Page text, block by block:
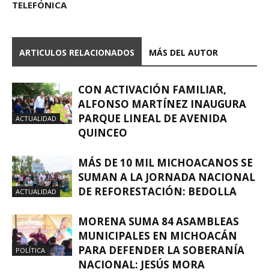
TELEFÓNICA
ARTICULOS RELACIONADOS MÁS DEL AUTOR
ACTUALIDAD
CON ACTIVACIÓN FAMILIAR,
ALFONSO MARTÍNEZ INAUGURA
PARQUE LINEAL DE AVENIDA
QUINCEO
ACTUALIDAD
MÁS DE 10 MIL MICHOACANOS SE
SUMAN A LA JORNADA NACIONAL
DE REFORESTACIÓN: BEDOLLA
POLÍTICA
MORENA SUMA 84 ASAMBLEAS
MUNICIPALES EN MICHOACÁN
PARA DEFENDER LA SOBERANÍA
NACIONAL: JESÚS MORA